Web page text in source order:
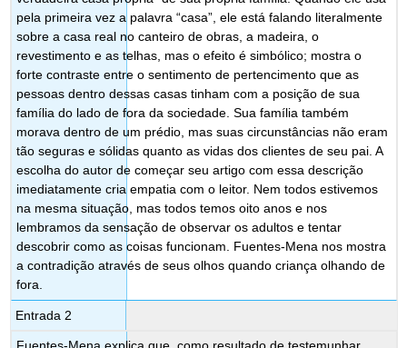
pela primeira vez a palavra “casa”, ele está falando literalmente
sobre a casa real no canteiro de obras, a madeira, o
revestimento e as telhas, mas o efeito é simbólico; mostra o
forte contraste entre o sentimento de pertencimento que as
pessoas dentro dessas casas tinham com a posição de sua
família do lado de fora da sociedade. Sua família também
morava dentro de um prédio, mas suas circunstâncias não eram
tão seguras e sólidas quanto as vidas dos clientes de seu pai. A
escolha do autor de começar seu artigo com essa descrição
imediatamente cria empatia com o leitor. Nem todos estivemos
na mesma situação, mas todos temos oito anos e nos
lembramos da sensação de observar os adultos e tentar
descobrir como as coisas funcionam. Fuentes-Mena nos mostra
a contradição através de seus olhos quando criança olhando de
fora.
Entrada 2